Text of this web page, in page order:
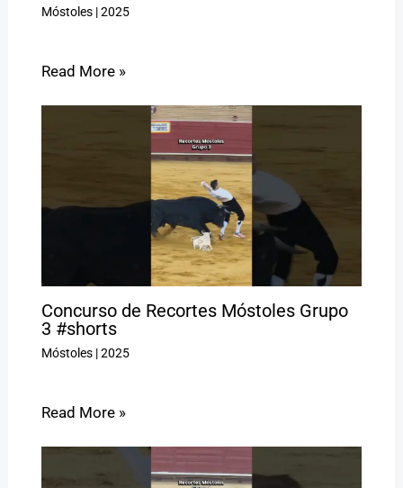
Móstoles|2025
Read More »
Concurso de Recortes Móstoles Grupo
3 #shorts
Móstoles|2025
Read More »